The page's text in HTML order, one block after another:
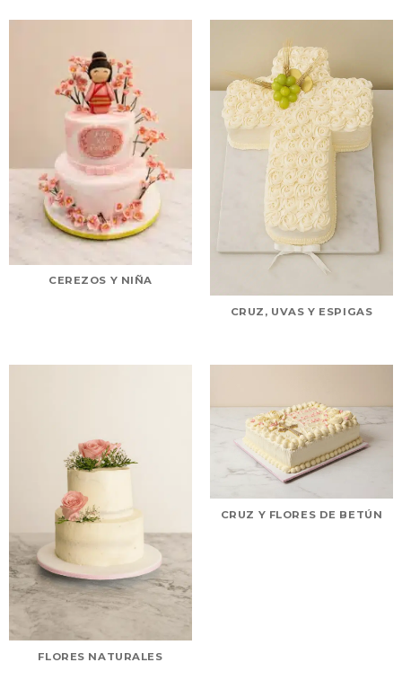
CEREZOS Y NIÑA
CRUZ, UVAS Y ESPIGAS
FLORES NATURALES
CRUZ Y FLORES DE BETÚN